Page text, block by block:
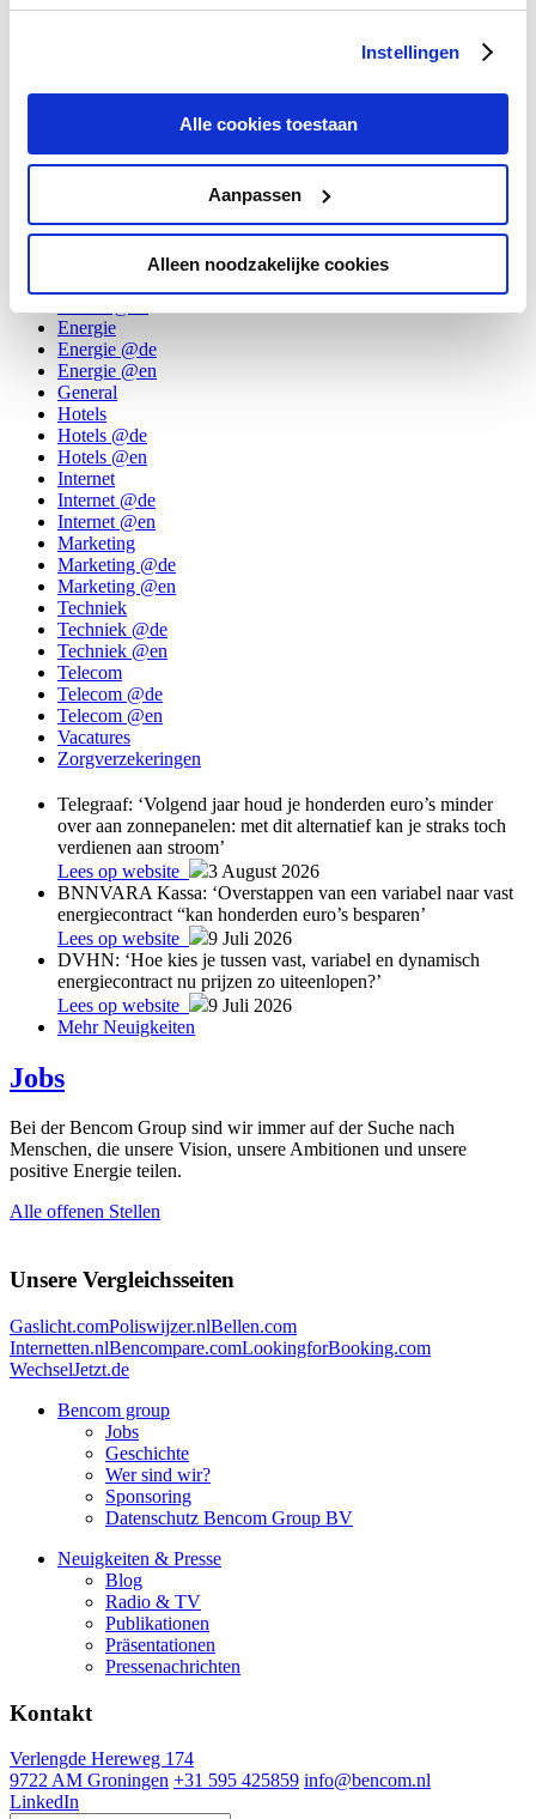
Instellingen
Alle cookies toestaan
Aanpassen
Alleen noodzakelijke cookies
Kategorien
Allgemein
Columns @de
Digitale televisie @de
Digitale televisie @en
Energie
Energie @de
Energie @en
General
Hotels
Hotels @de
Hotels @en
Internet
Internet @de
Internet @en
Marketing
Marketing @de
Marketing @en
Techniek
Techniek @de
Techniek @en
Telecom
Telecom @de
Telecom @en
Vacatures
Zorgverzekeringen
Telegraaf: ‘Volgend jaar houd je honderden euro’s minder
over aan zonnepanelen: met dit alternatief kan je straks toch
verdienen aan stroom’
Lees op website
3 August 2026
BNNVARA Kassa: ‘Overstappen van een variabel naar vast
energiecontract “kan honderden euro’s besparen’
Lees op website
9 Juli 2026
DVHN: ‘Hoe kies je tussen vast, variabel en dynamisch
energiecontract nu prijzen zo uiteenlopen?’
Lees op website
9 Juli 2026
Mehr Neuigkeiten
Jobs
Bei der Bencom Group sind wir immer auf der Suche nach
Menschen, die unsere Vision, unsere Ambitionen und unsere
positive Energie teilen.
Alle offenen Stellen
Unsere Vergleichsseiten
Gaslicht.comPoliswijzer.nlBellen.com
Internetten.nlBencompare.comLookingforBooking.com
WechselJetzt.de
Bencom group
Jobs
Geschichte
Wer sind wir?
Sponsoring
Datenschutz Bencom Group BV
Neuigkeiten & Presse
Blog
Radio & TV
Publikationen
Präsentationen
Pressenachrichten
Kontakt
Verlengde Hereweg 174
9722 AM Groningen +31 595 425859 info@bencom.nl
LinkedIn